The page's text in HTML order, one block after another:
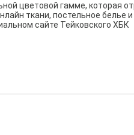
цветовой гамме, которая
ткани, постельное
сайте Тейковского ХБК